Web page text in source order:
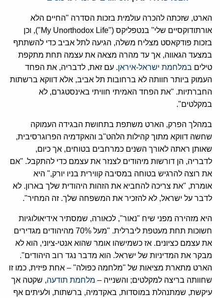
הארט, שזכתה להכרה עולמית בזכות הסדרה "החיים הלא
אורתודוקסיים שלי" בנטפליקס ("My Unorthodox Life"), וכן
בזכות פודקאסט מצליח משלה, הגיעה לתל אביב כדי להשתתף
במצעד הגאווה, אך עד מהרה מצאה את עצמה תחת מתקפת
טילים במלחמת ישראל-איראן. עם זאת, לדבריה, את הפחד
העמוק ביותר חוותה לא ברחובות תל אביב, אלא דווקא ברשתות
החברתיות. "את הפחד האמיתי חוויתי באינסטגרם, לא
במקלטים".
במהלך הפרק, הארט משתפת בתחושת הבגידה העמוקה
שחשה דווקא מתוך קהילות הלהט"ב והאקדמיה הפרוגרסיבית,
שאותן ראתה לאורך השנים כמרחבים בטוחים, אך כיום,
לדבריה, הן דורשות מיהודים לצנזר את עצמם כדי להתקבל. "אם
את רוצה להרגיש בטוחה במסיבה קווירית בניו יורק," היא
אומרת, "את צריכה להחביא את הזהות היהודית שלך בארון. לא
לדבר על ישראל, לא להזכיר את המשפחה שלך. זה המחיר".
היא מזהירה מפני שיח "נאור", לכאורה, שמסתיר אידיאולוגיות
חשוכות תחת מעטפת ליברלית. "מעל 70% מהיהודים מגדירים
את עצמם כציונים. אז כשמישהו אומר שהוא אנטי-ציוני, הוא לא
מבקר את המדיניות של ישראל. הוא מדבר נגד רוב היהודים".
הארט מתארת מציאות של "מלחמה כפולה" – אחת פיזית, כמו זו
שחוותה בריצה למקלטים; והשנייה – מלחמת תודעה, שקטה אך
עיקשת, שמתנהלת במוסדות, באקדמיה, ברשתות, ולעיתים אף